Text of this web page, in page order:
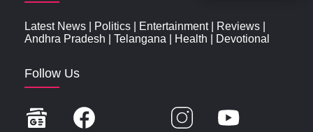
Latest News Politics Entertainment| Reviews
Andhra Pradesh
Telangana Health Devotional
Follow Us